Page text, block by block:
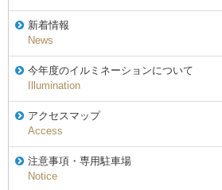
新着情報
News
今年度のイルミネーションについて
Illumination
アクセスマップ
Access
注意事項・専用駐車場
Notice